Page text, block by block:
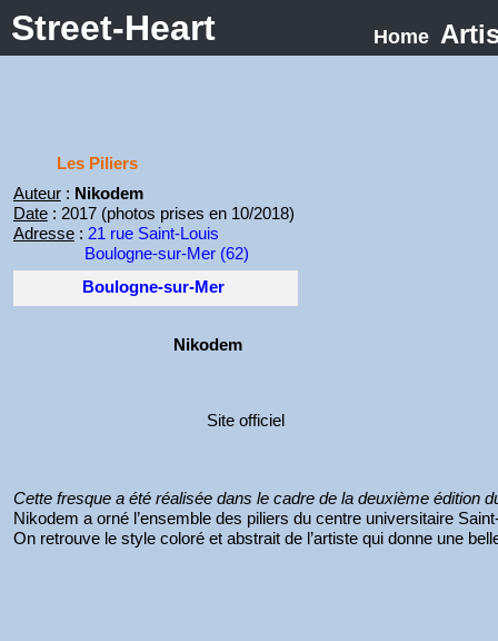
Street-Heart Home
Les Piliers
Auteur: Nikodem
Date: 2017 (photos prises en 10/2018)
Adresse: 21 rue Saint-Louis
Boulogne-sur-Mer (62)
Boulogne-sur-Mer
Nikodem
Site officiel
Cette fresque a été réalisée dans le cadre de la deuxième édition
Nikodem a orné l’ensemble des piliers du centre universitaire
On retrouve le style coloré et abstrait de l’artiste qui donne une